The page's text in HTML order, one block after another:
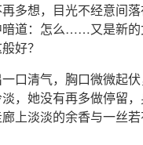
多想，目光不经意间
暗道：怎么……又是新
好？
口清气，胸口微微起
，她没有再多做停留
上淡淡的余香与一丝